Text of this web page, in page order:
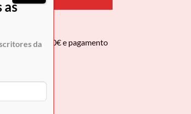
a 50€ e pagamento
as
da